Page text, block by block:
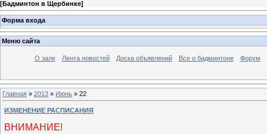
[Бадминтон в Щербинке]
Форма входа
Меню сайта
О зале Лента новостей Доска объявлений Все о бадминтоне Форум
Главная » 2013 » Июнь » 22
ИЗМЕНЕНИЕ РАСПИСАНИЯ
ВНИМАНИЕ!